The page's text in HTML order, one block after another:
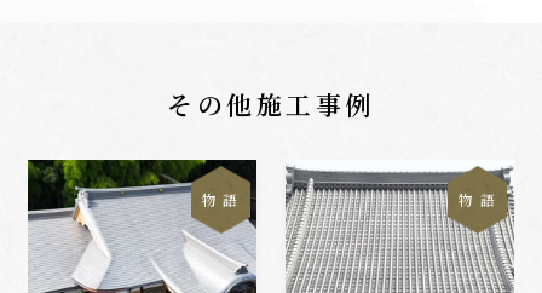
その他施工事例
物 語 物 語